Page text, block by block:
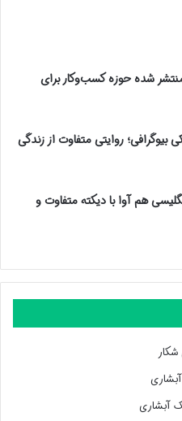
شده حوزه کسب‌وکار برای
بیوگرافی؛ روایتی متفاوت از زندگی
هم آوا با دیکته متفاوت و
شکار
آبشاری